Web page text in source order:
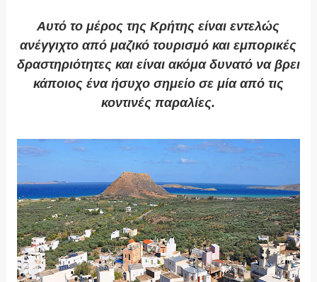
Αυτό το μέρος της Κρήτης είναι εντελώς
ανέγγιχτο από μαζικό τουρισμό και εμπορικές
δραστηριότητες και είναι ακόμα δυνατό να βρει
κάποιος ένα ήσυχο σημείο σε μία από τις
κοντινές παραλίες.